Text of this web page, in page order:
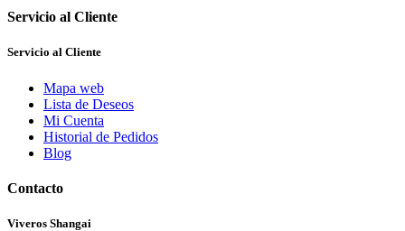
Servicio al Cliente
Servicio al Cliente
Mapa web
Lista de Deseos
Mi Cuenta
Historial de Pedidos
Blog
Contacto
Viveros Shangai